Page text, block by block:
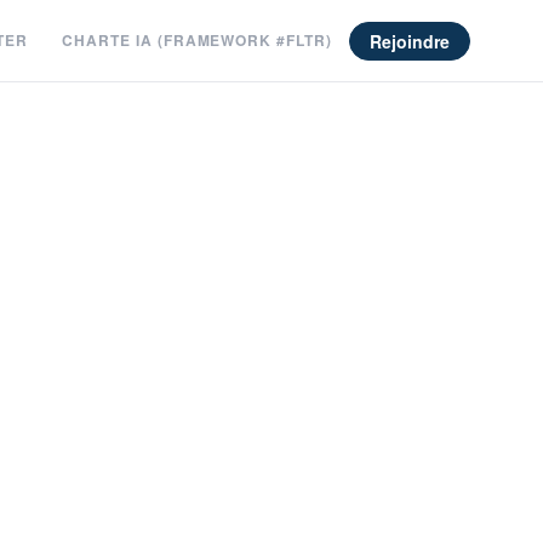
CHARTE IA (FRAMEWORK #FLTR) Rejoindre